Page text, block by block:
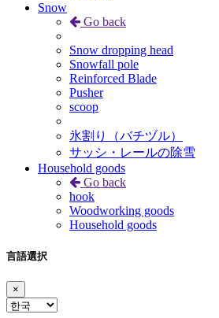
Snow
Go back
Snow dropping head
Snowfall pole
Reinforced Blade
Pusher
scoop
氷割り（バチヅル）
サッシ・レールの除雪
Household goods
Go back
hook
Woodworking goods
Household goods
言語選択
×